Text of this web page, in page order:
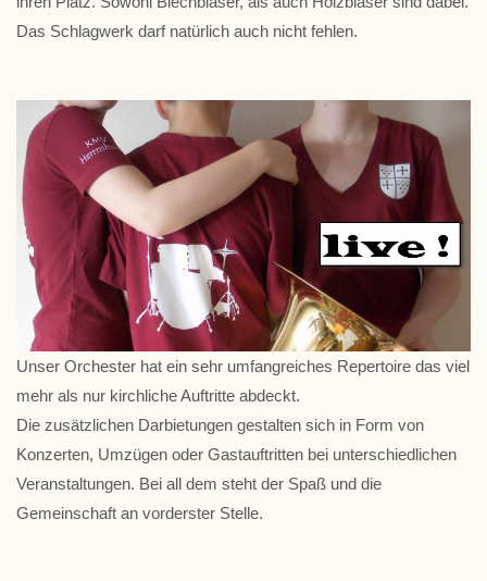
Das Schlagwerk darf natürlich auch nicht fehlen.
Unser Orchester hat ein sehr umfangreiches Repertoire das viel
mehr als nur kirchliche Auftritte abdeckt.
Die zusätzlichen Darbietungen gestalten sich in Form von
Konzerten, Umzügen oder Gastauftritten bei unterschiedlichen
Veranstaltungen. Bei all dem steht der Spaß und die
Gemeinschaft an vorderster Stelle.